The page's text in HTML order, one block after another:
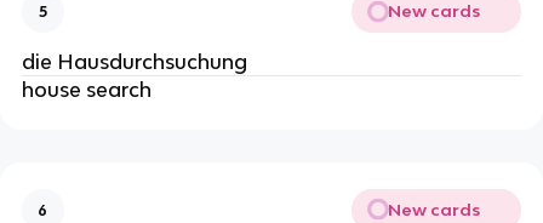
5 New cards
die Hausdurchsuchung
house search
6 New cards